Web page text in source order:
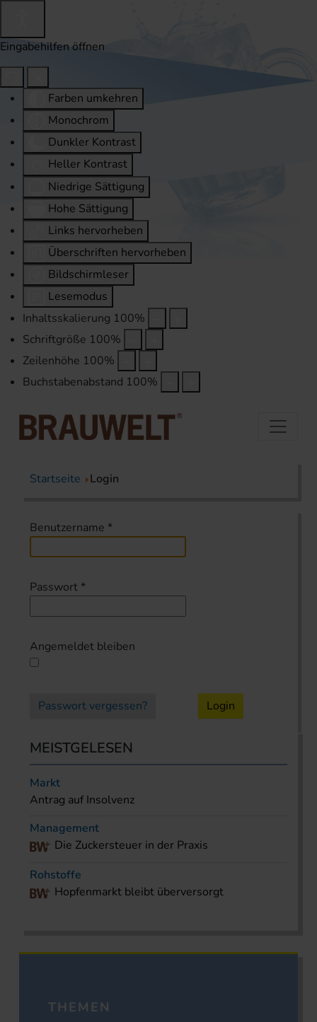
Eingabehilfen öffnen
Farben umkehren
Monochrom
Dunkler Kontrast
Heller Kontrast
Niedrige Sättigung
Hohe Sättigung
Links hervorheben
Überschriften hervorheben
Bildschirmleser
Lesemodus
Inhaltsskalierung 100%
Schriftgröße 100%
Zeilenhöhe 100%
Buchstabenabstand 100%
Startseite Login
Benutzername *
Passwort *
Angemeldet bleiben
Passwort vergessen? Login
MEISTGELESEN
Markt
Antrag auf Insolvenz
Management
Die Zuckersteuer in der Praxis
Rohstoffe
Hopfenmarkt bleibt überversorgt
THEMEN